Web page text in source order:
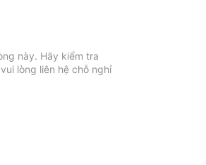
này. Hãy kiểm tra
lòng liên hệ chỗ nghỉ